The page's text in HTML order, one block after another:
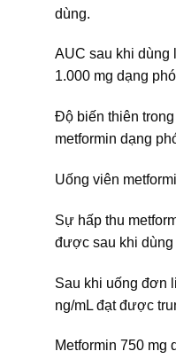
dùng.
AUC sau khi dùng
1.000 mg dạng
Độ biến thiên
metformin dạng
Uống viên
Sự hấp thu
được sau khi dùng
Sau khi uống đơn
ng/mL đạt được
Metformin 750